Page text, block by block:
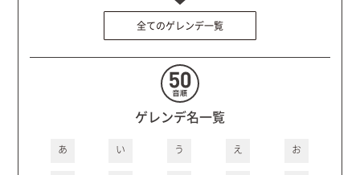
全てのゲレンデ一覧
ゲレンデ名一覧
あ い う え お